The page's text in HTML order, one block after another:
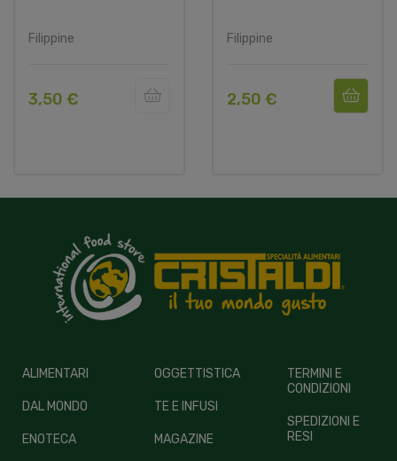
Filippine
3,50 €
Filippine
2,50 €
ALIMENTARI
DAL MONDO
ENOTECA
OGGETTISTICA
TE E INFUSI
MAGAZINE
TERMINI E
CONDIZIONI
SPEDIZIONI E
RESI